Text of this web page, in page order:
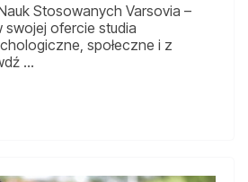
Stosowanych Varsovia –
swojej ofercie studia
społeczne i z
…